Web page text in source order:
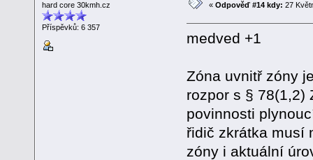
hard core 30kmh.cz
Příspěvků: 6 357
«Odpověď #14 kdy: 27
medved +1
Zóna uvnitř zóny
rozpor s § 78(1,2)
povinnosti
řidič zkrátka musí
zóny i aktuální